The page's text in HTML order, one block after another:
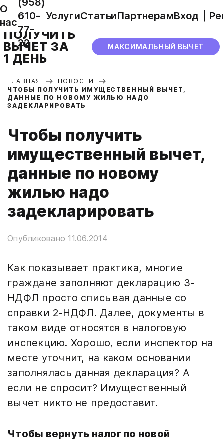
О
нас
610-
77-
22
УслугиСтатьиПартнерамВход
ПОЛУЧИТЬ
ВЫЧЕТ ЗА
1 ДЕНЬ
МАКСИМАЛЬНЫЙ ВЫЧЕТ
ГЛАВНАЯ
НОВОСТИ
ЧТОБЫ ПОЛУЧИТЬ ИМУЩЕСТВЕННЫЙ ВЫЧЕТ,
ДАННЫЕ ПО НОВОМУ ЖИЛЬЮ НАДО
ЗАДЕКЛАРИРОВАТЬ
Чтобы получить
имущественный вычет,
данные по новому
жилью надо
задекларировать
Опубликовано 11.06.2014
Как показывает практика, многие
граждане заполняют декларацию 3-
НДФЛ просто списывая данные со
справки 2-НДФЛ. Далее, документы в
таком виде относятся в налоговую
инспекцию. Хорошо, если инспектор на
месте уточнит, на каком основании
заполнялась данная декларация? А
если не спросит? Имущественный
вычет никто не предоставит.
Чтобы вернуть налог по новой